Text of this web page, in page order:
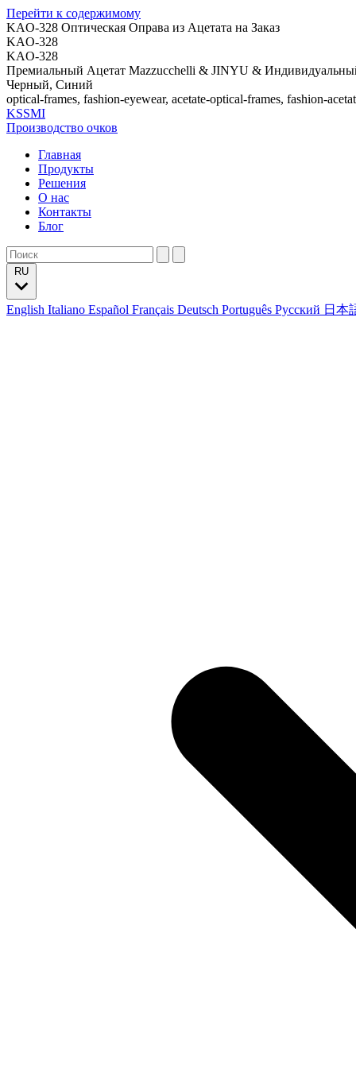
Перейти к содержимому
KAO-328 Оптическая Оправа из Ацетата на Заказ
KAO-328
KAO-328
Премиальный Ацетат Mazzucchelli & JINYU &
Черный, Синий
optical-frames, fashion-eyewear, acetate-optical-frames, fashion-
KSSMI
Производство очков
Главная
Продукты
Решения
О нас
Контакты
Блог
English Italiano Español Français Deutsch Português Русский 日本